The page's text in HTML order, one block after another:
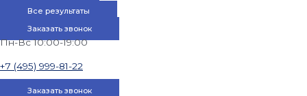
Все результаты
Заказать звонок
Пн-Вс 10:00-19:00
+7 (495) 999-81-22
Заказать звонок